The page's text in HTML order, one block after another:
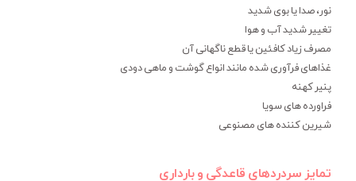
نور، صدا یا بوی شدید
تغییر شدید آب و هوا
مصرف زیاد کافئین یا قطع ناگهانی آن
غذاهای فرآوری شده مانند انواع گوشت و ماهی دودی
پنیر کهنه
فراورده های سویا
شیرین کننده های مصنوعی
تمایز سردردهای قاعدگی و بارداری